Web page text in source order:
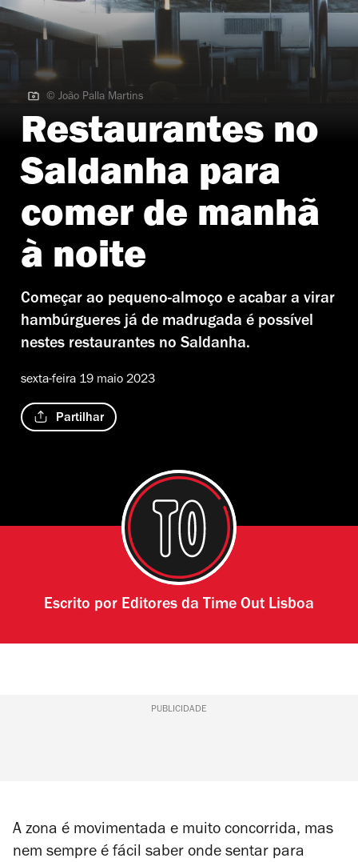
© João Palla Martins | Galeto
© João Palla Martins
Restaurantes no
Saldanha para
comer de manhã
à noite
Começar ao pequeno-almoço e acabar a virar
hambúrgueres já de madrugada é possível
nestes restaurantes no Saldanha.
sexta-feira 19 maio 2023
Partilhar
Escrito por Editores da Time Out Lisboa
PUBLICIDADE
A zona é movimentada e muito concorrida, mas
nem sempre é fácil saber onde sentar para